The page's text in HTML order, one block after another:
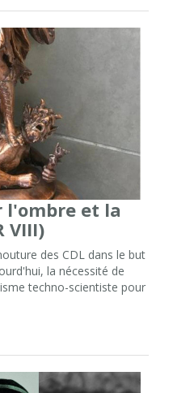
l'ombre et la
VIII)
des CDL dans le but
la nécessité de
techno-scientiste pour